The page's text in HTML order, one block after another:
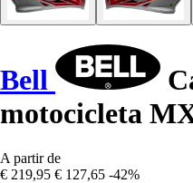
Bell
motocicleta
A partir de
€ 219,95 € 127,65 -42%